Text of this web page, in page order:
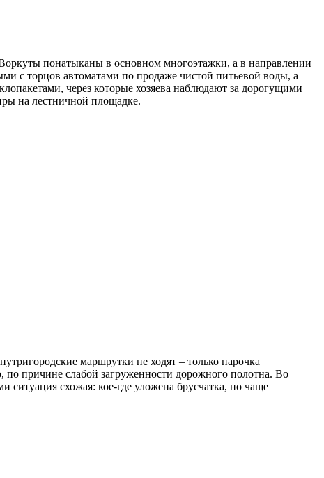
понатыканы в основном многоэтажки, а в направлении
с торцов автоматами по продаже чистой питьевой воды, а
через которые хозяева наблюдают за дорогущими
на лестничной площадке.
маршрутки не ходят – только парочка
по причине слабой загруженности дорожного полотна. Во
схожая: кое-где уложена брусчатка, но чаще